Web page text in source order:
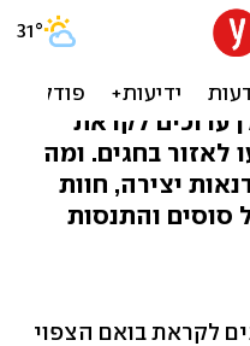
תפוסה
ערוכים לקראת
לאזור בחגים. ומה
יצירה, חוות
סוסים והתנסות
לקראת בואם הצפוי